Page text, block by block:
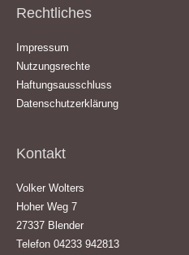
Rechtliches
Impressum
Nutzungsrechte
Haftungsausschluss
Datenschutzerklärung
Kontakt
Volker Wolters
Hoher Weg 7
27337 Blender
Telefon 04233 942813